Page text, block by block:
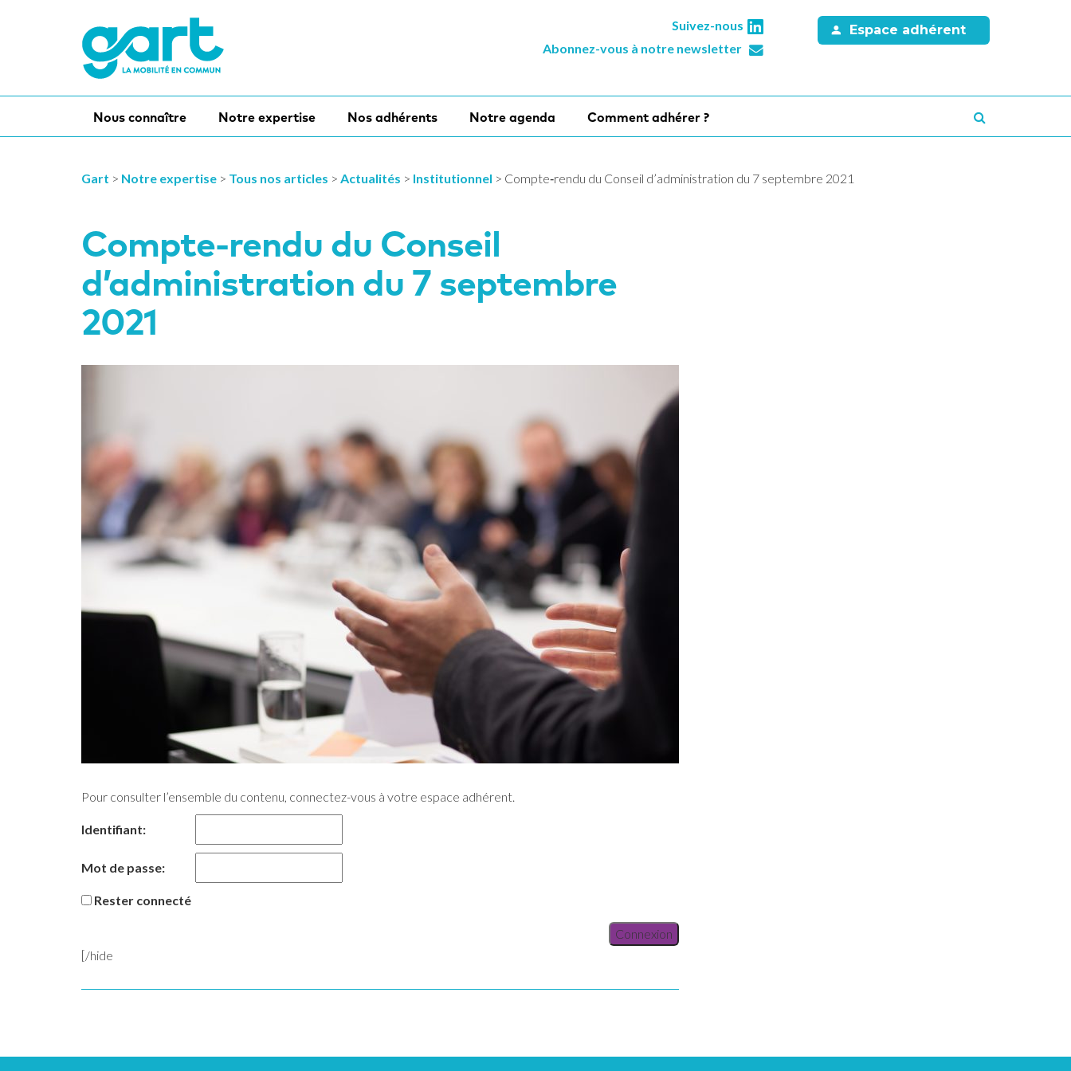
Suivez-nous
Abonnez-vous à notre newsletter
Espace adhérent
Nous connaître Notre expertise Nos adhérents Notre agenda Comment adhérer ?
Gart > Notre expertise > Tous nos articles > Actualités > Institutionnel > Compte‐rendu du Conseil d’administration du 7 septembre 2021
Compte‐rendu du Conseil
d’administration du 7 septembre
2021
Pour consulter l’ensemble du contenu, connectez-vous à votre espace adhérent.
Identifiant:
Mot de passe:
Rester connecté
Connexion
[/hide